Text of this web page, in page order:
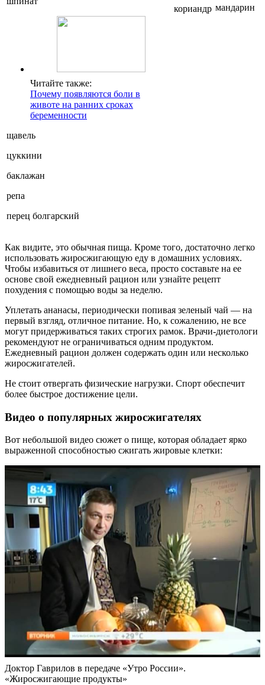
Читайте также:
Почему появляются боли в
животе на ранних сроках
беременности
щавель
цуккини
баклажан
репа
перец болгарский
кориандр мандарин
Как видите, это обычная пища. Кроме того, достаточно легко
использовать жиросжигающую еду в домашних условиях.
Чтобы избавиться от лишнего веса, просто составьте на ее
основе свой ежедневный рацион или узнайте рецепт
похудения с помощью воды за неделю.
Уплетать ананасы, периодически попивая зеленый чай — на
первый взгляд, отличное питание. Но, к сожалению, не все
могут придерживаться таких строгих рамок. Врачи-диетологи
рекомендуют не ограничиваться одним продуктом.
Ежедневный рацион должен содержать один или несколько
жиросжигателей.
Не стоит отвергать физические нагрузки. Спорт обеспечит
более быстрое достижение цели.
Видео о популярных жиросжигателях
Вот небольшой видео сюжет о пище, которая обладает ярко
выраженной способностью сжигать жировые клетки:
Доктор Гаврилов в передаче «Утро России».
«Жиросжигающие продукты»